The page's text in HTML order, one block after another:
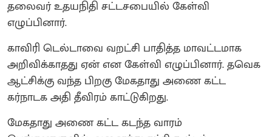
தலைவர் உதயநிதி சட்டசபையில் கேள்வி
எழுப்பினார்.
காவிரி டெல்டாவை வறட்சி பாதித்த மாவட்டமாக
அறிவிக்காதது ஏன் என கேள்வி எழுப்பினார். தவெக
ஆட்சிக்கு வந்த பிறகு மேகதாது அணை கட்ட
கர்நாடக அதி தீவிரம் காட்டுகிறது.
மேகதாது அணை கட்ட கடந்த வாரம்